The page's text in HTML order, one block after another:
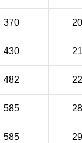
370
430
482
585
585